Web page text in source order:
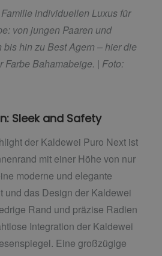
individuellen Luxus für
von jungen Paaren und
bis hin zu Best Agern – hier die
Farbe Bahamabeige. | Foto:
Sleek and Safety
der Kaldewei Puro Next ist
mit einer Höhe von nur
moderne und elegante
und das Design der Kaldewei
Rand und präzise Radien
Integration der Kaldewei
Eine großzügige